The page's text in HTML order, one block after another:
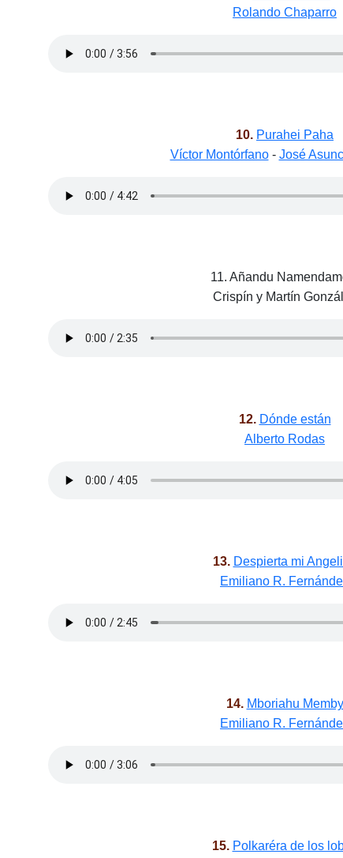
Rolando Chaparro
10. Purahei Paha
Víctor Montórfano- José
11. Añandu
Crispín y Martín
12. Dónde están
Alberto Rodas
13. Despierta mi
Emiliano R.
14. Mboriahu Memby
Emiliano R.
15. Polkaréra de los